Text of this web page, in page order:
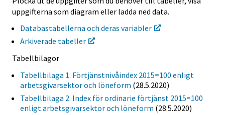
uppgifterna som diagram eller ladda ned data.
Databastabellerna och deras variabler
Arkiverade tabeller
Tabellbilagor
Tabellbilaga 1. Förtjänstnivåindex 2015=100 enligt
arbetsgivarsektor och löneform (28.5.2020)
Tabellbilaga 2. Index för ordinarie förtjänst 2015=100
enligt arbetsgivarsektor och löneform (28.5.2020)